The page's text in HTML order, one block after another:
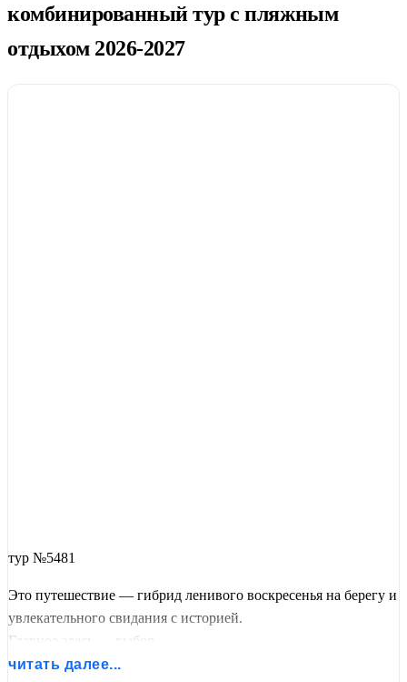
комбинированный тур с пляжным
отдыхом 2026-2027
тур №5481
Это путешествие — гибрид ленивого воскресенья на берегу и
увлекательного свидания с историей.
Главное здесь — выбор.
Вы сами решаете, где провести почти три недели: на
читать далее...